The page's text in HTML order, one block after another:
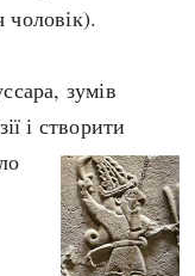
доба
революція
радянська
незалежна
чоловік).
зумів
і створити